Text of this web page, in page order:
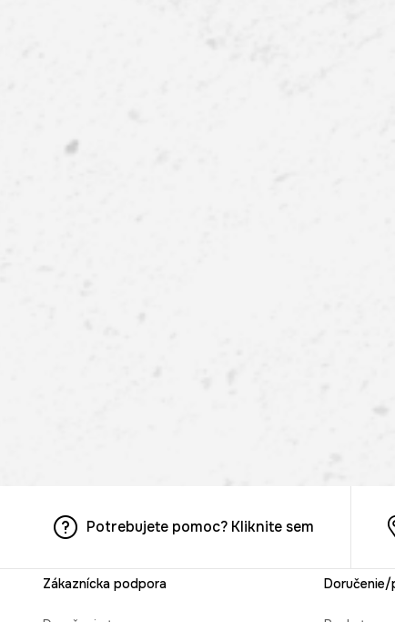
Potrebujete pomoc? Kliknite sem
Zákaznícka podpora